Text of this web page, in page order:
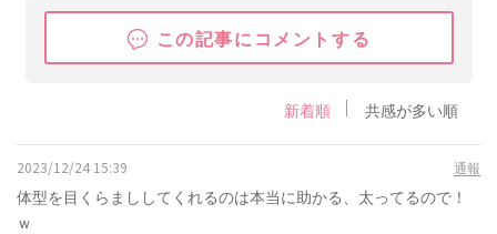
この記事にコメントする
新着順 共感が多い順
2023/12/24 15:39 通報
体型を目くらまししてくれるのは本当に助かる、太ってるので！
ｗ